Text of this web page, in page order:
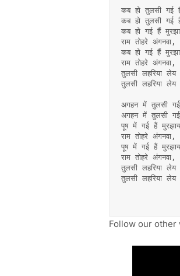
कब हो तुलसी गई
कब हो तुलसी गई
कब हो गई हैं
राम तोहरे अंगनवा,
कब हो गई हैं
राम तोहरे अंगनवा,
तुलसी लहरिया लेय
तुलसी लहरिया लेय
अगहन में तुलसी
अगहन में तुलसी
पूष में गई हैं
राम तोहरे अंगनवा,
पूष में गई हैं
राम तोहरे अंगनवा,
तुलसी लहरिया लेय
तुलसी लहरिया लेय
Follow our other